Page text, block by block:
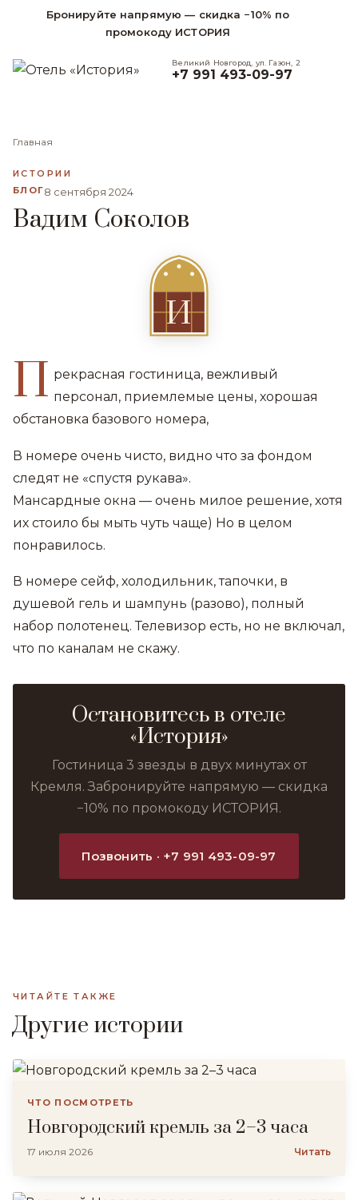
Бронируйте напрямую — скидка −10% по
промокоду ИСТОРИЯ
Великий Новгород, ул. Газон, 2
+7 991 493-09-97
Главная
ИСТОРИИ
БЛОГ8 сентября 2024
Вадим Соколов
И
П рекрасная гостиница, вежливый
персонал, приемлемые цены, хорошая
обстановка базового номера,
В номере очень чисто, видно что за фондом
следят не «спустя рукава».
Мансардные окна — очень милое решение, хотя
их стоило бы мыть чуть чаще) Но в целом
понравилось.
В номере сейф, холодильник, тапочки, в
душевой гель и шампунь (разово), полный
набор полотенец. Телевизор есть, но не включал,
что по каналам не скажу.
Остановитесь в отеле
«История»
Гостиница 3 звезды в двух минутах от
Кремля. Забронируйте напрямую — скидка
−10% по промокоду ИСТОРИЯ.
Позвонить · +7 991 493-09-97
ЧИТАЙТЕ ТАКЖЕ
Другие истории
ЧТО ПОСМОТРЕТЬ
Новгородский кремль за 2–3 часа
17 июля 2026 Читать